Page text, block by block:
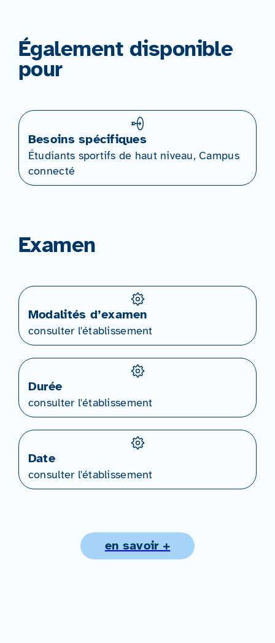
Également disponible
pour
Besoins spécifiques
Étudiants sportifs de haut niveau, Campus
connecté
Examen
Modalités d’examen
consulter l'établissement
Durée
consulter l'établissement
Date
consulter l'établissement
en savoir +